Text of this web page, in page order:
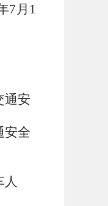
7月1
通安
安全